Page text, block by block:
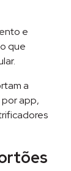
e
que
a
app,